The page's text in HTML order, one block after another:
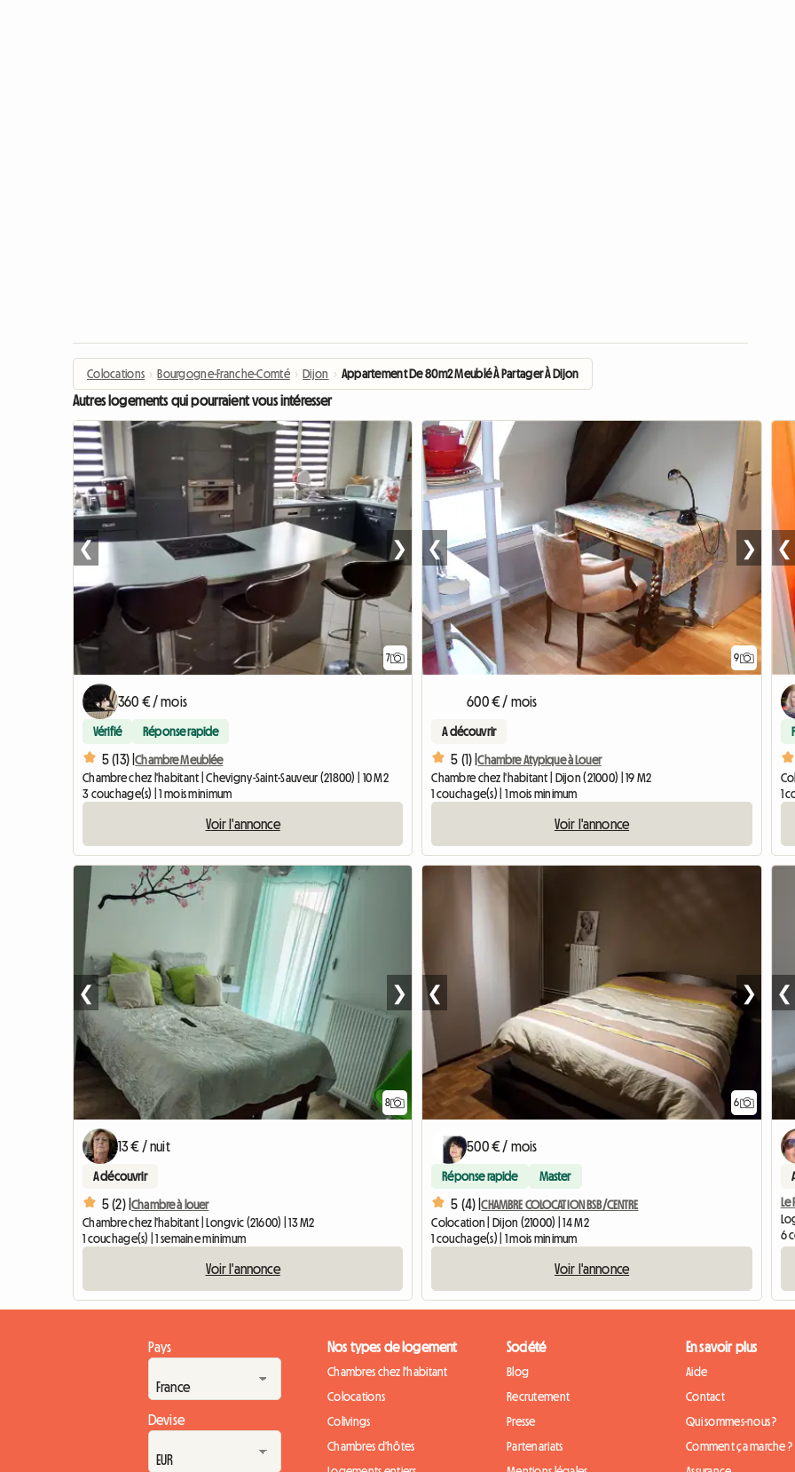
Colocations › Bourgogne-Franche-Comté › Dijon › Appartement De 80m2 Meublé À Partager À Dijon
Autres logements qui pourraient vous intéresser
7
❮ ❯
360 € / mois
Vérifié Réponse rapide
5 (13) |Chambre Meublée
Chambre chez l'habitant | Chevigny-Saint-Sauveur (21800) | 10 M2
3 couchage(s) | 1 mois minimum
Voir l'annonce
9
❮ ❯
600 € / mois
A découvrir
5 (1) |Chambre Atypique à Louer
Chambre chez l'habitant | Dijon (21000) | 19 M2
1 couchage(s) | 1 mois minimum
Voir l'annonce
❮
1
8
❮ ❯
13 € / nuit
A découvrir
5 (2) |Chambre à louer
Chambre chez l'habitant | Longvic (21600) | 13 M2
1 couchage(s) | 1 semaine minimum
Voir l'annonce
6
❮ ❯
500 € / mois
Réponse rapide Master
5 (4) |CHAMBRE COLOCATION BSB/CENTRE
Colocation | Dijon (21000) | 14 M2
1 couchage(s) | 1 mois minimum
Voir l'annonce
❮
Le
6
Pays
Devise
Nos types de logement
Chambres chez l'habitant
Colocations
Colivings
Chambres d'hôtes
Société
Blog
Recrutement
Presse
Partenariats
En savoir plus
Aide
Contact
Qui sommes-nous ?
Comment ça marche ?